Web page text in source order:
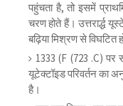
पहुंचता है, तो इसमें
चरण होते हैं। उत्तरार्द्ध
बढ़िया मिश्रण से विघटित
1333 (F (723 .C) पर
यूटेक्टॉइड परिवर्तन का
है।